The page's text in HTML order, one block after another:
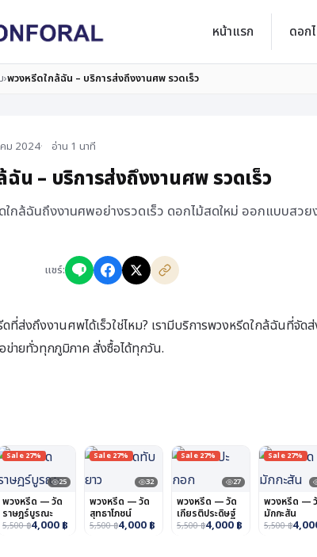
หน้าแรก ดอก
›พวงหรีดใกล้ฉัน – บริการส่งถึงงานศพ รวดเร็ว
ม 2024 อ่าน 1 นาที
น – บริการส่งถึงงานศพ รวดเร็ว
กล้ฉันถึงงานศพอย่างรวดเร็ว ดอกไม้สดใหม่ ออกแบบสวย
แชร์:
ที่ส่งถึงงานศพได้เร็วใช่ไหม? เรามีบริการพวงหรีดใกล้ฉันที่จั
อข่ายทั่วทุกภูมิภาค สั่งซื้อได้ทุกวัน.
Sale 27%
25
พวงหรีด — วัด
ราษฎร์บูรณะ
5,500฿4,000 ฿
Sale 27%
32
พวงหรีด — วัด
สุทธาโภชน์
5,500฿4,000 ฿
Sale 27%
27
พวงหรีด — วัด
เกียรติประดิษฐ์
5,500฿4,000 ฿
Sale 27%
พวงหรีด —
มักกะสัน
5,500฿